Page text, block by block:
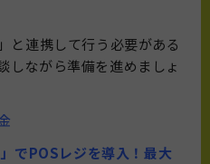
と連携して行う必要がある
しながら準備を進めましょ
でPOSレジを導入！最大